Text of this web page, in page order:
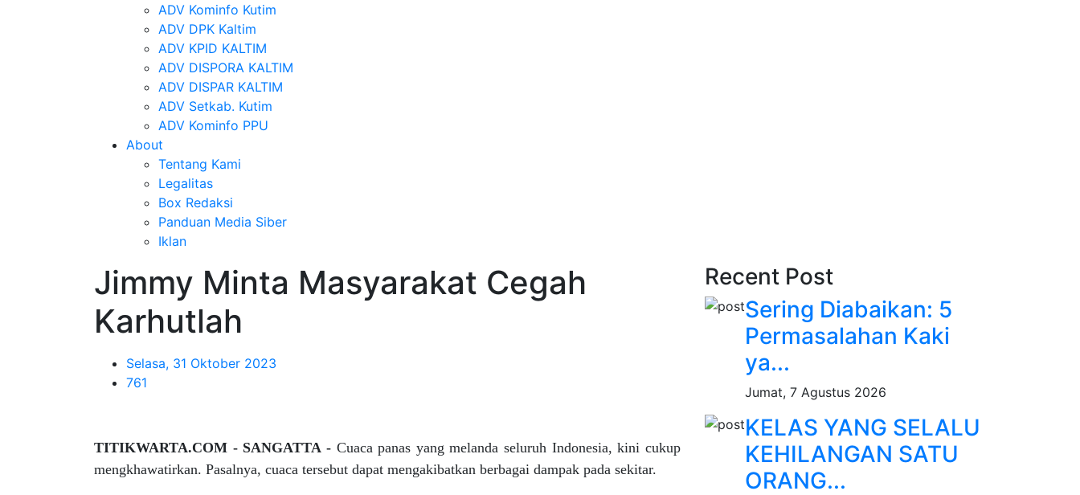
ADV Kominfo Kutim
ADV DPK Kaltim
ADV KPID KALTIM
ADV DISPORA KALTIM
ADV DISPAR KALTIM
ADV Setkab. Kutim
ADV Kominfo PPU
About
Tentang Kami
Legalitas
Box Redaksi
Panduan Media Siber
Iklan
Jimmy Minta Masyarakat Cegah
Karhutlah
Selasa, 31 Oktober 2023
761
TITIKWARTA.COM - SANGATTA - Cuaca panas yang melanda seluruh Indonesia, kini cukup
mengkhawatirkan. Pasalnya, cuaca tersebut dapat mengakibatkan berbagai dampak pada sekitar.
Recent Post
Sering Diabaikan: 5
Permasalahan Kaki
ya...
Jumat, 7 Agustus 2026
KELAS YANG SELALU
KEHILANGAN SATU
ORANG...